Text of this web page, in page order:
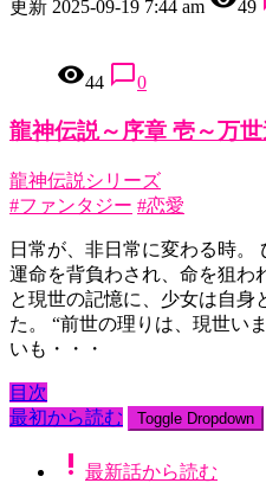
更新 2025-09-19 7:44 am 49
remove_red_eye44 chat_bubble_outline0
龍神伝説～序章 壱～万
龍神伝説シリーズ
#ファンタジー #恋愛
日常が、非日常に変わる時。
運命を背負わされ、命を狙
と現世の記憶に、少女は自身
た。 “前世の理りは、現世い
いも・・・
目次
最初から読む
Toggle Dropdown
priority_high 最新話から読む